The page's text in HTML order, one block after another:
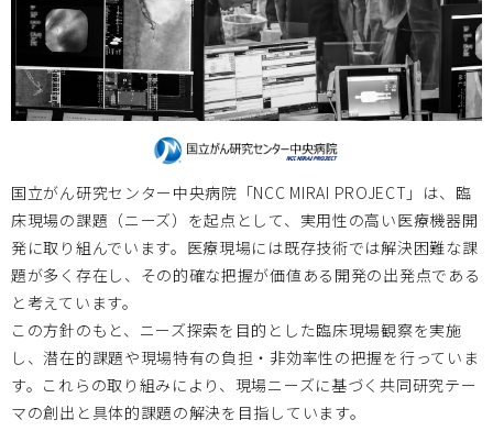
国立がん研究センター中央病院「NCC MIRAI PROJECT」は、臨
床現場の課題（ニーズ）を起点として、実用性の高い医療機器開
発に取り組んでいます。医療現場には既存技術では解決困難な課
題が多く存在し、その的確な把握が価値ある開発の出発点である
と考えています。
この方針のもと、ニーズ探索を目的とした臨床現場観察を実施
し、潜在的課題や現場特有の負担・非効率性の把握を行っていま
す。これらの取り組みにより、現場ニーズに基づく共同研究テー
マの創出と具体的課題の解決を目指しています。